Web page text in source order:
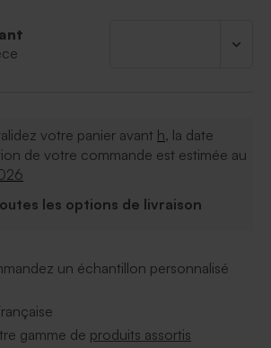
votre panier avant h, la date
de votre commande est estimée au
les options de livraison
un échantillon personnalisé
gamme de produits assortis